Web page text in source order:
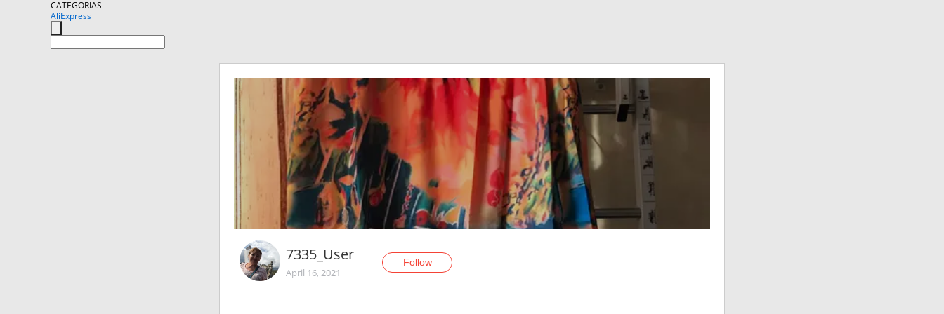
CATEGORIAS
AliExpress
7335_User
April 16, 2021
Follow